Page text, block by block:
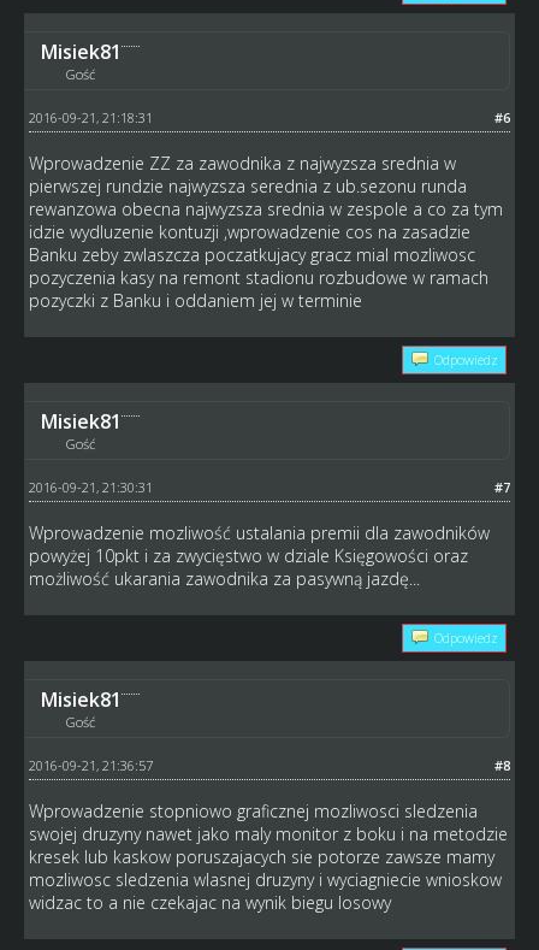
Misiek81
Gość
#6
2016-09-21, 21:18:31
Wprowadzenie ZZ za zawodnika z najwyzsza srednia w
pierwszej rundzie najwyzsza serednia z ub.sezonu runda
rewanzowa obecna najwyzsza srednia w zespole a co za tym
idzie wydluzenie kontuzji ,wprowadzenie cos na zasadzie
Banku zeby zwlaszcza poczatkujacy gracz mial mozliwosc
pozyczenia kasy na remont stadionu rozbudowe w ramach
pozyczki z Banku i oddaniem jej w terminie
Odpowiedz
Misiek81
Gość
#7
2016-09-21, 21:30:31
Wprowadzenie mozliwość ustalania premii dla zawodników
powyżej 10pkt i za zwycięstwo w dziale Księgowości oraz
możliwość ukarania zawodnika za pasywną jazdę...
Odpowiedz
Misiek81
Gość
#8
2016-09-21, 21:36:57
Wprowadzenie stopniowo graficznej mozliwosci sledzenia
swojej druzyny nawet jako maly monitor z boku i na metodzie
kresek lub kaskow poruszajacych sie potorze zawsze mamy
mozliwosc sledzenia wlasnej druzyny i wyciagniecie wnioskow
widzac to a nie czekajac na wynik biegu losowy